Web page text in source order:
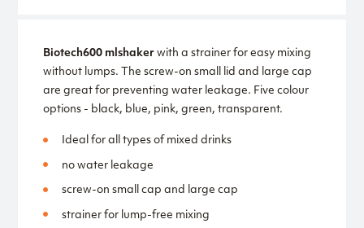
Biotech600 ml shakerwith a strainer for easy mixing
without lumps. The screw-on small lid and large cap
are great for preventing water leakage. Five colour
options - black, blue, pink, green, transparent.
Ideal for all types of mixed drinks
no water leakage
screw-on small cap and large cap
strainer for lump-free mixing